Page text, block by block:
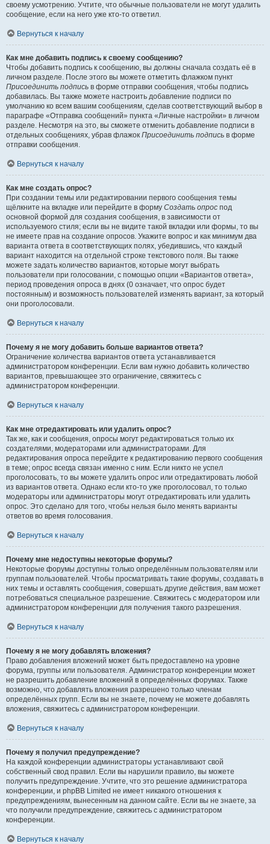
своему усмотрению. Учтите, что обычные пользователи не могут удалить
сообщение, если на него уже кто-то ответил.
Вернуться к началу
Как мне добавить подпись к своему сообщению?
Чтобы добавить подпись к сообщению, вы должны сначала создать её в
личном разделе. После этого вы можете отметить флажком пункт
Присоединить подпись в форме отправки сообщения, чтобы подпись
добавилась. Вы также можете настроить добавление подписи по
умолчанию ко всем вашим сообщениям, сделав соответствующий выбор в
параграфе «Отправка сообщений» пункта «Личные настройки» в личном
разделе. Несмотря на это, вы сможете отменить добавление подписи в
отдельных сообщениях, убрав флажок Присоединить подпись в форме
отправки сообщения.
Вернуться к началу
Как мне создать опрос?
При создании темы или редактировании первого сообщения темы
щёлкните на вкладке или перейдите в форму Создать опрос под
основной формой для создания сообщения, в зависимости от
используемого стиля; если вы не видите такой вкладки или формы, то вы
не имеете прав на создание опросов. Укажите вопрос и как минимум два
варианта ответа в соответствующих полях, убедившись, что каждый
вариант находится на отдельной строке текстового поля. Вы также
можете задать количество вариантов, которые могут выбрать
пользователи при голосовании, с помощью опции «Вариантов ответа»,
период проведения опроса в днях (0 означает, что опрос будет
постоянным) и возможность пользователей изменять вариант, за который
они проголосовали.
Вернуться к началу
Почему я не могу добавить больше вариантов ответа?
Ограничение количества вариантов ответа устанавливается
администратором конференции. Если вам нужно добавить количество
вариантов, превышающее это ограничение, свяжитесь с
администратором конференции.
Вернуться к началу
Как мне отредактировать или удалить опрос?
Так же, как и сообщения, опросы могут редактироваться только их
создателями, модераторами или администраторами. Для
редактирования опроса перейдите к редактированию первого сообщения
в теме; опрос всегда связан именно с ним. Если никто не успел
проголосовать, то вы можете удалить опрос или отредактировать любой
из вариантов ответа. Однако если кто-то уже проголосовал, то только
модераторы или администраторы могут отредактировать или удалить
опрос. Это сделано для того, чтобы нельзя было менять варианты
ответов во время голосования.
Вернуться к началу
Почему мне недоступны некоторые форумы?
Некоторые форумы доступны только определённым пользователям или
группам пользователей. Чтобы просматривать такие форумы, создавать в
них темы и оставлять сообщения, совершать другие действия, вам может
потребоваться специальное разрешение. Свяжитесь с модератором или
администратором конференции для получения такого разрешения.
Вернуться к началу
Почему я не могу добавлять вложения?
Право добавления вложений может быть предоставлено на уровне
форума, группы или пользователя. Администратор конференции может
не разрешить добавление вложений в определённых форумах. Также
возможно, что добавлять вложения разрешено только членам
определённых групп. Если вы не знаете, почему не можете добавлять
вложения, свяжитесь с администратором конференции.
Вернуться к началу
Почему я получил предупреждение?
На каждой конференции администраторы устанавливают свой
собственный свод правил. Если вы нарушили правило, вы можете
получить предупреждение. Учтите, что это решение администратора
конференции, и phpBB Limited не имеет никакого отношения к
предупреждениям, вынесенным на данном сайте. Если вы не знаете, за
что получили предупреждение, свяжитесь с администратором
конференции.
Вернуться к началу